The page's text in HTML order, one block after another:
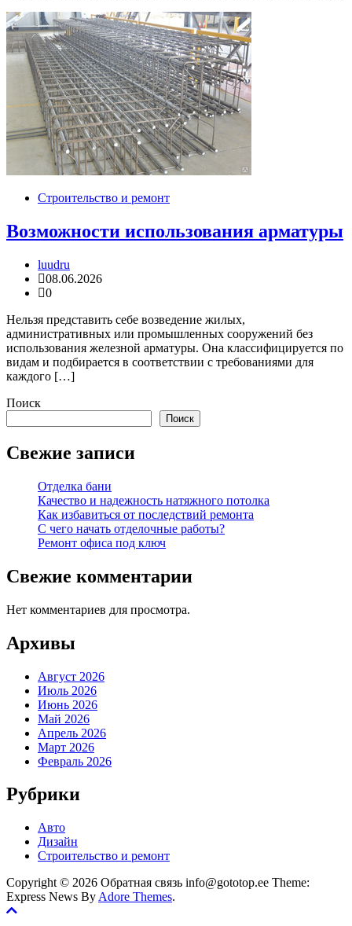
Строительство и ремонт
Возможности использования арматуры
luudru
08.06.2026
0
Нельзя представить себе возведение жилых,
административных или промышленных сооружений без
использования железной арматуры. Она классифицируется по
видам и подбирается в соответствии с требованиями для
каждого […]
Поиск
Поиск
Свежие записи
Отделка бани
Качество и надежность натяжного потолка
Как избавиться от последствий ремонта
С чего начать отделочные работы?
Ремонт офиса под ключ
Свежие комментарии
Нет комментариев для просмотра.
Архивы
Август 2026
Июль 2026
Июнь 2026
Май 2026
Апрель 2026
Март 2026
Февраль 2026
Рубрики
Авто
Дизайн
Строительство и ремонт
Copyright © 2026 Обратная связь info@gototop.ee Theme:
Express News By Adore Themes.